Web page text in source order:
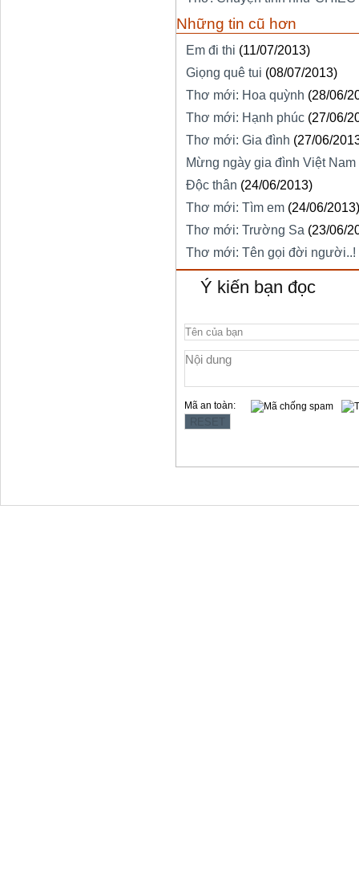
Những tin cũ hơn
Em đi thi (11/07/2013)
Giọng quê tui (08/07/2013)
Thơ mới: Hoa quỳnh (28/06/
Thơ mới: Hạnh phúc (27/06/
Thơ mới: Gia đình (27/06/
Mừng ngày gia đình Việt Nam
Độc thân (24/06/2013)
Thơ mới: Tìm em (24/06/2013)
Thơ mới: Trường Sa (23/06/
Thơ mới: Tên gọi đời người..!
Ý kiến bạn đọc
Mã an toàn: